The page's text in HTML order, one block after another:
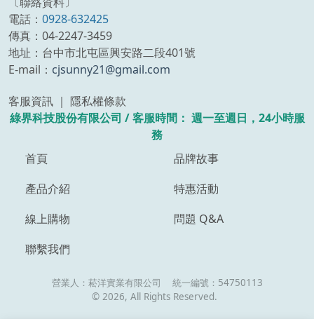
電話： 0928-632425
傳真：04-2247-3459
地址：台中市北屯區興安路二段401號
E-mail： cjsunny21@gmail.com
客服資訊 ｜ 隱私權條款
綠界科技股份有限公司 /客服時間： 週一至週日，24小時服
務
首頁
品牌故事
產品介紹
特惠活動
線上購物
問題 Q&A
聯繫我們
營業人： 菘洋實業有限公司 統一編號： 54750113
© 2026, All Rights Reserved.